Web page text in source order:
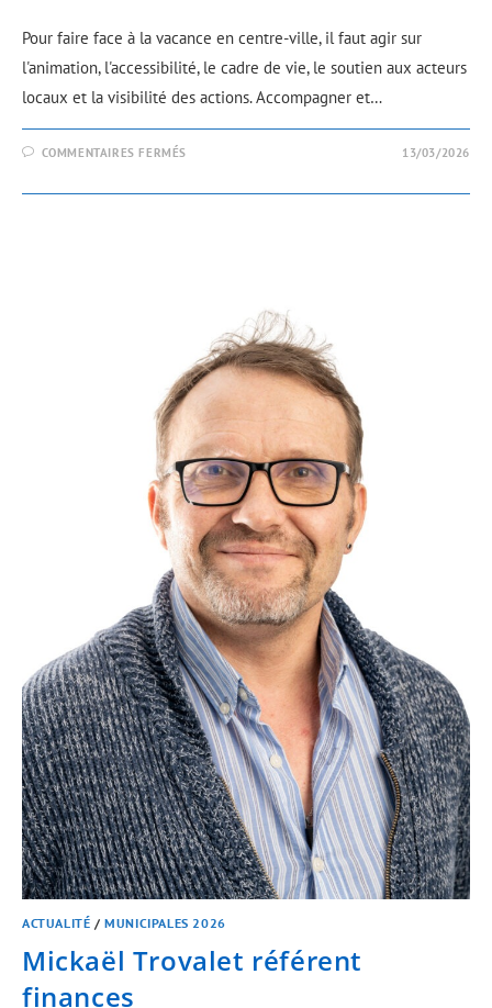
Pour faire face à la vacance en centre-ville, il faut agir sur
l'animation, l'accessibilité, le cadre de vie, le soutien aux acteurs
locaux et la visibilité des actions. Accompagner et…
COMMENTAIRES FERMÉS 13/03/2026
ACTUALITÉ /MUNICIPALES 2026
Mickaël Trovalet référent
finances